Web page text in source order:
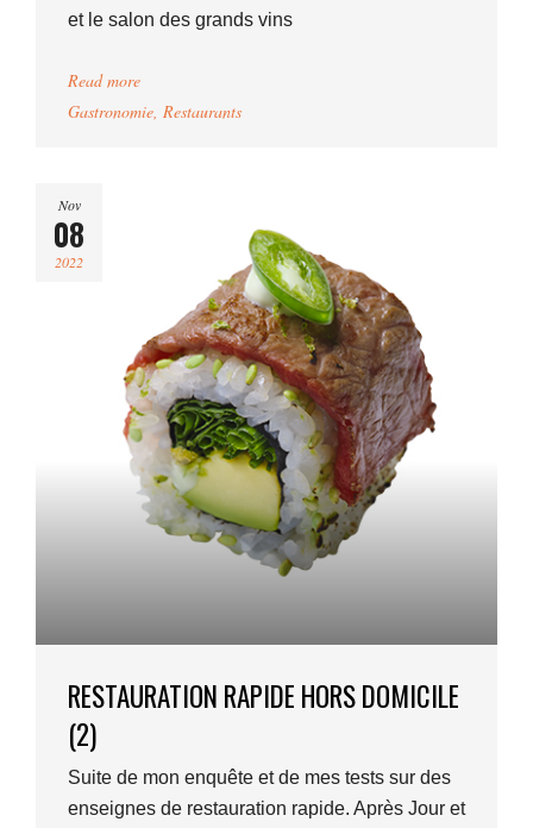
et le salon des grands vins
Read more
Gastronomie, Restaurants
Nov
08
2022
RESTAURATION RAPIDE HORS DOMICILE
(2)
Suite de mon enquête et de mes tests sur des
enseignes de restauration rapide. Après Jour et